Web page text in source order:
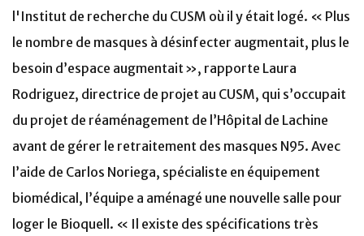
l'Institut de recherche du CUSM où il y était logé. « Plus
le nombre de masques à désinfecter augmentait, plus le
besoin d’espace augmentait », rapporte Laura
Rodriguez, directrice de projet au CUSM, qui s’occupait
du projet de réaménagement de l’Hôpital de Lachine
avant de gérer le retraitement des masques N95. Avec
l’aide de Carlos Noriega, spécialiste en équipement
biomédical, l’équipe a aménagé une nouvelle salle pour
loger le Bioquell. « Il existe des spécifications très